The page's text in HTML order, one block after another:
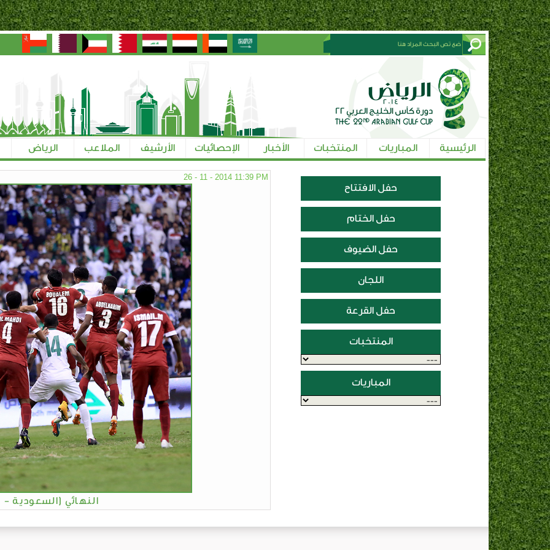
الرئيسية المباريات المنتخبات الأخبار الإحصائيات الأرشيف الملاعب الرياض
حفل الافتتاح
حفل الختام
حفل الضيوف
اللجان
حفل القرعة
المنتخبات
المباريات
26 - 11 - 2014 11:39 PM
النهائي (السعودية